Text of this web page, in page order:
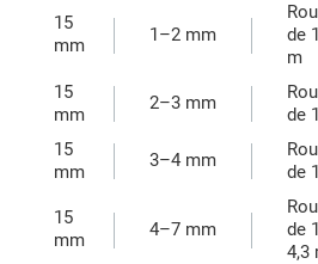
15
mm
1–2 mm
de
m
15
mm
2–3 mm
de
15
mm
3–4 mm
de
15
mm
4–7 mm
de
4,3